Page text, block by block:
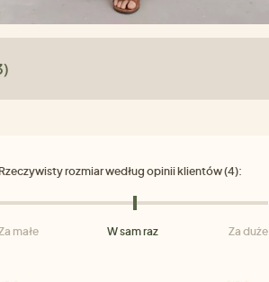
Rzeczywisty rozmiar według opinii klientów (4):
małe W sam raz Za duże